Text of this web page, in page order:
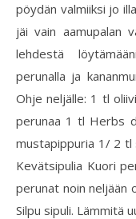
pöydän valmiiksi jo
jäi vain aamupalan
lehdestä
perunalla ja
Ohje neljälle: 1 tl
perunaa 1 tl Herbs
mustapippuria 1/ 2 tl
Kevätsipulia Kuori
perunat noin neljään
Silpu sipuli. Lämmitä